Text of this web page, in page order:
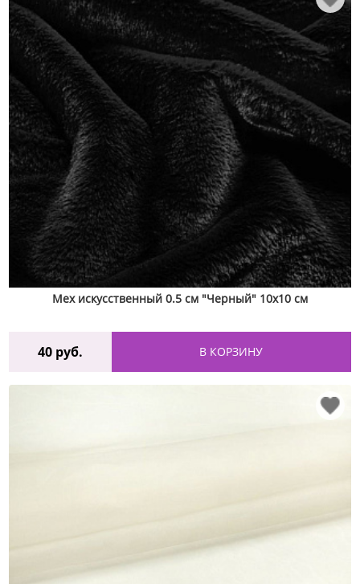
Мех искусственный 0.5 см "Черный" 10х10 см
40руб. В КОРЗИНУ
♡